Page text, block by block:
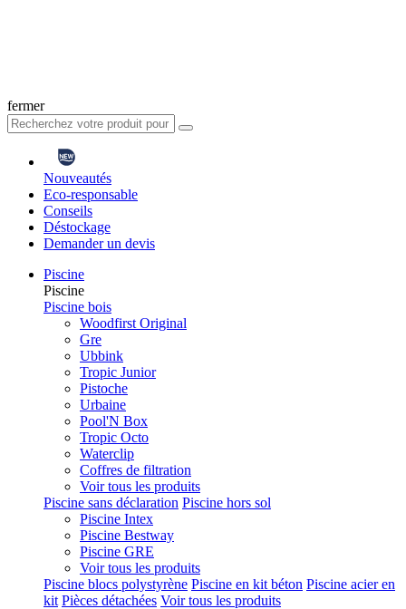
fermer
Nouveautés
Eco-responsable
Conseils
Déstockage
Demander un devis
Piscine
Piscine
Piscine bois
Woodfirst Original
Gre
Ubbink
Tropic Junior
Pistoche
Urbaine
Pool'N Box
Tropic Octo
Waterclip
Coffres de filtration
Voir tous les produits
Piscine sans déclaration Piscine hors sol
Piscine Intex
Piscine Bestway
Piscine GRE
Voir tous les produits
Piscine blocs polystyrène Piscine en kit béton Piscine acier en
kit Pièces détachées Voir tous les produits